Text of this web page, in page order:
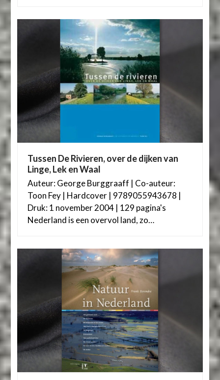
Tussen De Rivieren, over de dijken van
Linge, Lek en Waal
Auteur: George Burggraaff | Co-auteur:
Toon Fey | Hardcover | 9789055943678 |
Druk: 1 november 2004 | 129 pagina's
Nederland is een overvol land, zo…